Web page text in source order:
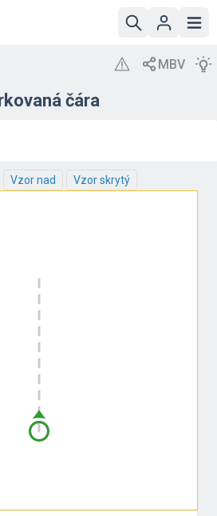
čára
Vzor nad Vzor skrytý